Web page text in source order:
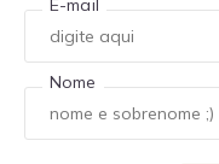
E-mail
Nome